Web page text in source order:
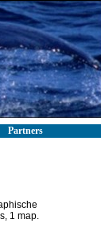
Partners
1 map.